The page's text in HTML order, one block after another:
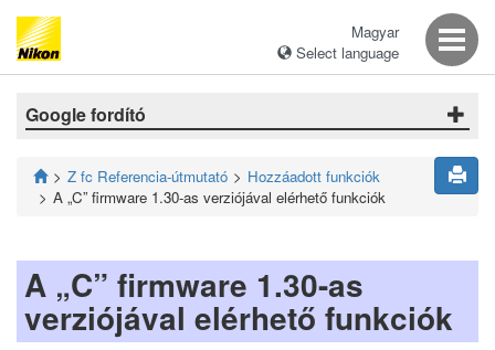
Magyar
Select language
Google fordító
Z fc Referencia-útmutató
Hozzáadott funkciók
A „C” firmware 1.30-as verziójával elérhető funkciók
A „C” firmware 1.30-as
verziójával elérhető funkciók